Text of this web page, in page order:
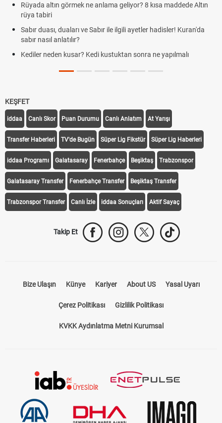
Rüyada altın görmek ne anlama geliyor? 8 kısa maddede Altın
rüya tabiri
Sabır duası, duaları ve Sabır ile ilgili ayetler hadisler! Kuran'da
sabır nasıl anlatılır?
Kediler neden kusar? Kedi kustuktan sonra ne yapılmalı
KEŞFET
iddaa Canlı Skor Puan Durumu Canlı Anlatım At Yarışı
Transfer Haberleri TV'de Bugün Süper Lig Fikstür Süper Lig Haberleri
iddaa Programı Galatasaray Fenerbahçe Beşiktaş Trabzonspor
Galatasaray Transfer Fenerbahçe Transfer Beşiktaş Transfer
Trabzonspor Transfer Canlı İzle iddaa Sonuçları Aktif Sayaç
Takip Et
Bize Ulaşın Künye Kariyer About US Yasal Uyarı
Çerez Politikası Gizlilik Politikası
KVKK Aydınlatma Metni Kurumsal